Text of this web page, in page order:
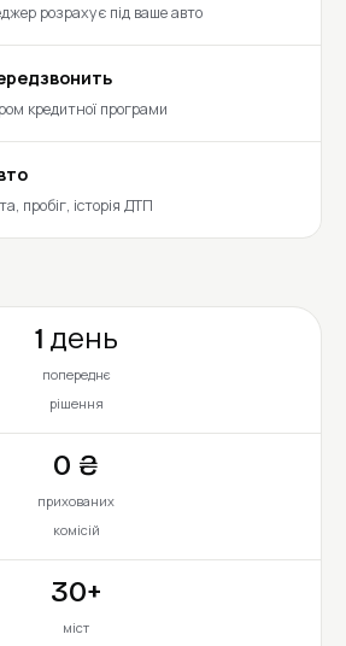
розрахує під ваше авто
кредитної програми
пробіг, історія ДТП
1 день
попереднє
рішення
0 ₴
прихованих
комісій
30+
міст